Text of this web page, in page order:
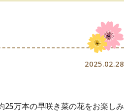
2025.02.28
25万本の早咲き菜の花をお楽しみ